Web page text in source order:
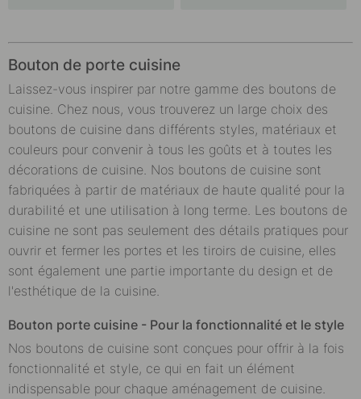
Bouton de porte cuisine
Laissez-vous inspirer par notre gamme des boutons de
cuisine. Chez nous, vous trouverez un large choix des
boutons de cuisine dans différents styles, matériaux et
couleurs pour convenir à tous les goûts et à toutes les
décorations de cuisine. Nos boutons de cuisine sont
fabriquées à partir de matériaux de haute qualité pour la
durabilité et une utilisation à long terme. Les boutons de
cuisine ne sont pas seulement des détails pratiques pour
ouvrir et fermer les portes et les tiroirs de cuisine, elles
sont également une partie importante du design et de
l'esthétique de la cuisine.
Bouton porte cuisine - Pour la fonctionnalité et le style
Nos boutons de cuisine sont conçues pour offrir à la fois
fonctionnalité et style, ce qui en fait un élément
indispensable pour chaque aménagement de cuisine.